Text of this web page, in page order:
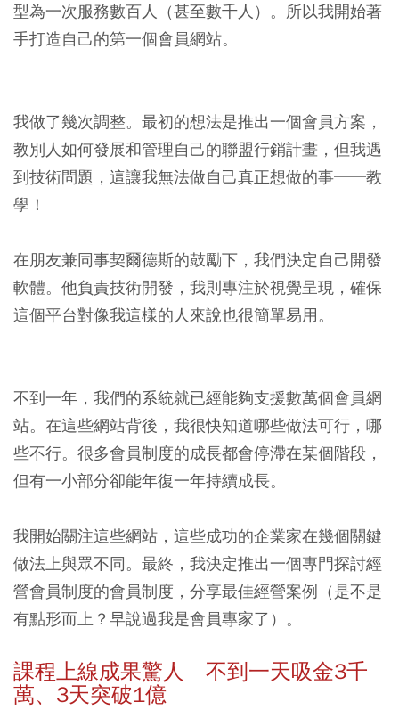
型為一次服務數百人（甚至數千人）。所以我開始著
手打造自己的第一個會員網站。
我做了幾次調整。最初的想法是推出一個會員方案，
教別人如何發展和管理自己的聯盟行銷計畫，但我遇
到技術問題，這讓我無法做自己真正想做的事──教
學！
在朋友兼同事契爾德斯的鼓勵下，我們決定自己開發
軟體。他負責技術開發，我則專注於視覺呈現，確保
這個平台對像我這樣的人來說也很簡單易用。
不到一年，我們的系統就已經能夠支援數萬個會員網
站。在這些網站背後，我很快知道哪些做法可行，哪
些不行。很多會員制度的成長都會停滯在某個階段，
但有一小部分卻能年復一年持續成長。
我開始關注這些網站，這些成功的企業家在幾個關鍵
做法上與眾不同。最終，我決定推出一個專門探討經
營會員制度的會員制度，分享最佳經營案例（是不是
有點形而上？早說過我是會員專家了）。
課程上線成果驚人 不到一天吸金3千
萬、3天突破1億